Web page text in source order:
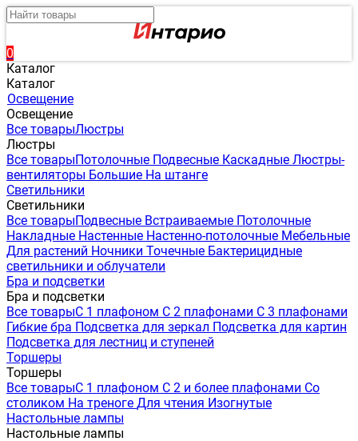
0
Каталог
Каталог
Освещение
Освещение
Все товарыЛюстры
Люстры
Все товарыПотолочные Подвесные Каскадные Люстры-
вентиляторы Большие На штанге
Светильники
Светильники
Все товарыПодвесные Встраиваемые Потолочные
Накладные Настенные Настенно-потолочные Мебельные
Для растений Ночники Точечные Бактерицидные
светильники и облучатели
Бра и подсветки
Бра и подсветки
Все товарыС 1 плафоном С 2 плафонами С 3 плафонами
Гибкие бра Подсветка для зеркал Подсветка для картин
Подсветка для лестниц и ступеней
Торшеры
Торшеры
Все товарыС 1 плафоном С 2 и более плафонами Со
столиком На треноге Для чтения Изогнутые
Настольные лампы
Настольные лампы